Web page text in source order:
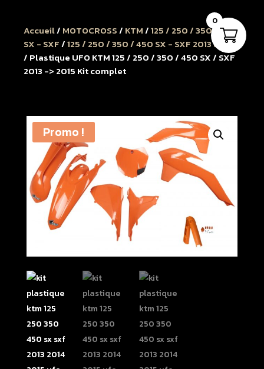
Accueil/ MOTOCROSS/ KTM/125 / 250 / 350 / 450
SX - SXF/125 / 250 / 350 / 450 SX - SXF 2013 à 2015
/ Plastique UFO KTM 125 / 250 / 350 / 450 SX / SXF
2013 -> 2015 Kit complet
Promo !
0